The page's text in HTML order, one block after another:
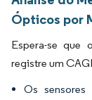
Ópticos por
Espera-se que
registre um
Os